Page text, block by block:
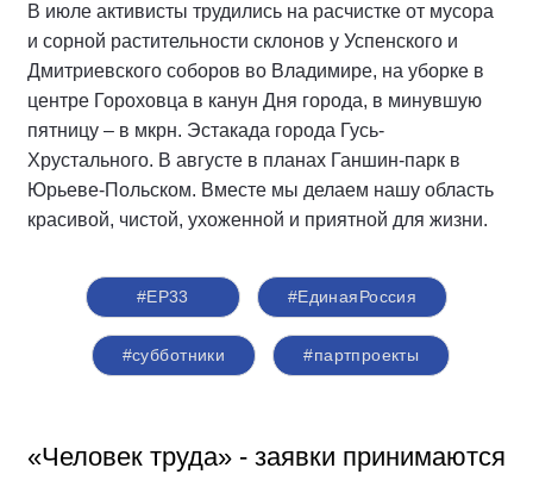
В июле активисты трудились на расчистке от мусора
и сорной растительности склонов у Успенского и
Дмитриевского соборов во Владимире, на уборке в
центре Гороховца в канун Дня города, в минувшую
пятницу – в мкрн. Эстакада города Гусь-
Хрустального. В августе в планах Ганшин-парк в
Юрьеве-Польском. Вместе мы делаем нашу область
красивой, чистой, ухоженной и приятной для жизни.
#ЕР33 #‎ЕдинаяРоссия
#субботники #партпроекты
«Человек труда» - заявки принимаются